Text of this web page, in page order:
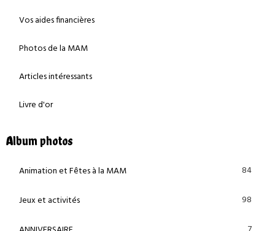
Vos aides financières
Photos de la MAM
Articles intéressants
Livre d'or
Album photos
Animation et Fêtes à la MAM 84
Jeux et activités 98